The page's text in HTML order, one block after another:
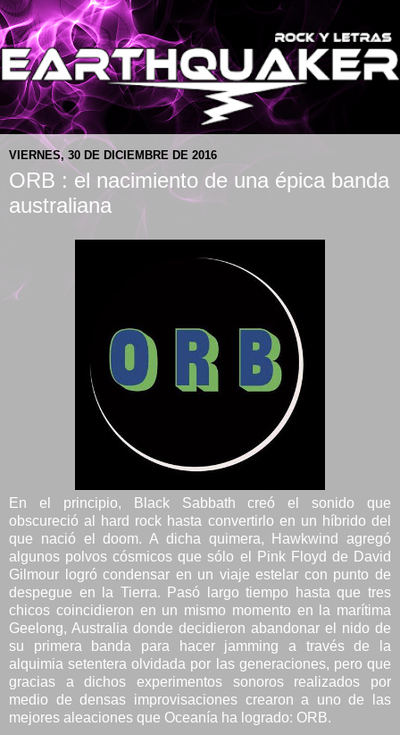
VIERNES, 30 DE DICIEMBRE DE 2016
ORB : el nacimiento de una épica banda
australiana
En el principio, Black Sabbath creó el sonido que
obscureció al hard rock hasta convertirlo en un híbrido del
que nació el doom. A dicha quimera, Hawkwind agregó
algunos polvos cósmicos que sólo el Pink Floyd de David
Gilmour logró condensar en un viaje estelar con punto de
despegue en la Tierra. Pasó largo tiempo hasta que tres
chicos coincidieron en un mismo momento en la marítima
Geelong, Australia donde decidieron abandonar el nido de
su primera banda para hacer jamming a través de la
alquimia setentera olvidada por las generaciones, pero que
gracias a dichos experimentos sonoros realizados por
medio de densas improvisaciones crearon a uno de las
mejores aleaciones que Oceanía ha logrado: ORB.